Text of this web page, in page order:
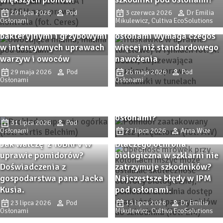
29 lipca 2026
Pod
Osłonami
3 czerwca 2026
Dr Emilia
Mikulewicz, Cultiva EcoSolutions
osłonami – wsparcie
ochrony przed chorobami
bakteryjnymi i grzybowymi
w intensywnych uprawach
warzyw i owoców
29 maja 2026
Pod
Osłonami
Intensywna produkcja pod
osłonami wymaga czegoś
więcej niż standardowego
nawożenia
26 maja 2026
Pod
Osłonami
PROBLAD – innowacyjny
biofungicyd do ochrony
upraw szklarniowych przed
31 lipca 2026
Pod
Osłonami
Przędziorkowe lato. Jak
osłonami?
27 lipca 2026 Anna Wize
Jak walczę z ToBRFV w
uprawie pomidorów?
Doświadczenia z
gospodarstwa pana Jacka
Kusia.
23 lipca 2026
Pod
Osłonami
Dlaczego ochrona
biologiczna w szklarni nie
zatrzymuje szkodników?
Najczęstsze błędy w IPM
pod osłonami.
15 lipca 2026
Dr Emilia
Mikulewicz, Cultiva EcoSolutions
Trendy i inspiracje z
Zaborza. Dni Otwarte firmy
Co zmieniło się na rynku